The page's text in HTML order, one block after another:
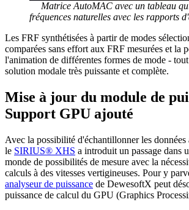
Matrice AutoMAC avec un tableau
fréquences naturelles avec les rapports
Les FRF synthétisées à partir de modes
comparées sans effort aux FRF mesurées et la
l'animation de différentes formes de mode -
solution modale très puissante et complète.
Mise à jour du module de
Support GPU ajouté
Avec la possibilité d'échantillonner les données
le SIRIUS® XHS a introduit un passage dans
monde de possibilités de mesure avec la
calculs à des vitesses vertigineuses. Pour y
analyseur de puissance de DewesoftX peut
puissance de calcul du GPU (Graphics